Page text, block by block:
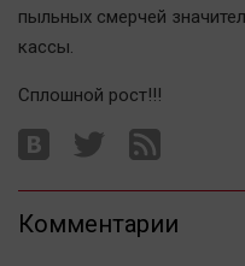
Персона
Тенденции
Точка на карте
пыльных смерчей
кассы.
Сплошной рост!!!
Комментарии